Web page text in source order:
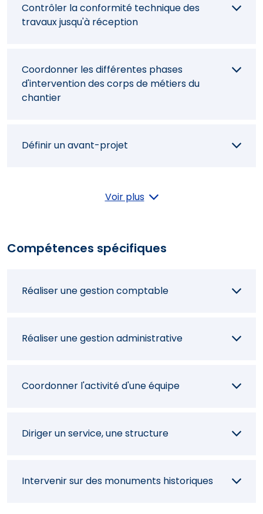
Contrôler la conformité technique des
travaux jusqu'à réception
Coordonner les différentes phases
d'intervention des corps de métiers du
chantier
Définir un avant-projet
Dessiner des aménagements et
Concevoir un dossier de présentation de
en accord avec le client
Planifier des opérations de chantier
chantier
Voir plus
Compétences spécifiques
Réaliser une gestion comptable
Réaliser une gestion administrative
Coordonner l'activité d'une équipe
Diriger un service, une structure
Intervenir sur des monuments historiques